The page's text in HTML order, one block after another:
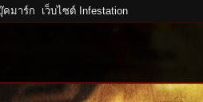
คมาร์ก เว็บไซต์ Infestation